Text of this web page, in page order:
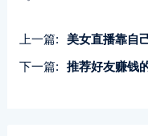
上一篇:
美女直播靠自
下一篇:
推荐好友赚钱